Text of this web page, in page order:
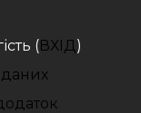
(ВХІД)